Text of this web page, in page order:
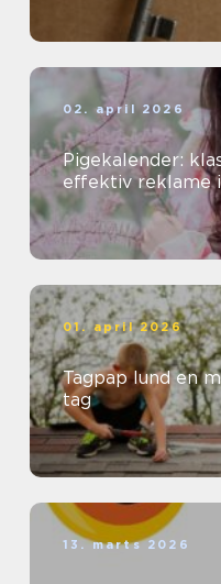
02. april 2026
Pigekalender:
effektiv reklame
01. april 2026
Tagpap lund en moderne løsning til dit
tag
13. marts 2026